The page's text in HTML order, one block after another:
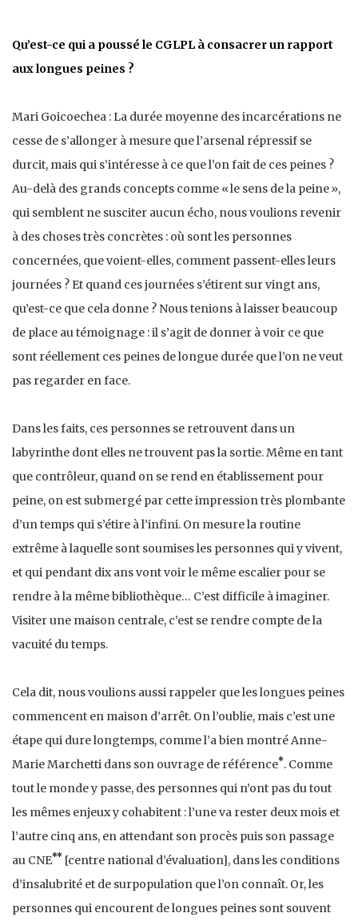
Qu’est-ce qui a poussé le CGLPL à consacrer un rapport
aux longues peines ?
Mari Goicoechea : La durée moyenne des incarcérations ne
cesse de s’allonger à mesure que l’arsenal répressif se
durcit, mais qui s’intéresse à ce que l’on fait de ces peines ?
Au-delà des grands concepts comme « le sens de la peine »,
qui semblent ne susciter aucun écho, nous voulions revenir
à des choses très concrètes : où sont les personnes
concernées, que voient-elles, comment passent-elles leurs
journées ? Et quand ces journées s’étirent sur vingt ans,
qu’est-ce que cela donne ? Nous tenions à laisser beaucoup
de place au témoignage : il s’agit de donner à voir ce que
sont réellement ces peines de longue durée que l’on ne veut
pas regarder en face.
Dans les faits, ces personnes se retrouvent dans un
labyrinthe dont elles ne trouvent pas la sortie. Même en tant
que contrôleur, quand on se rend en établissement pour
peine, on est submergé par cette impression très plombante
d’un temps qui s’étire à l’infini. On mesure la routine
extrême à laquelle sont soumises les personnes qui y vivent,
et qui pendant dix ans vont voir le même escalier pour se
rendre à la même bibliothèque… C’est difficile à imaginer.
Visiter une maison centrale, c’est se rendre compte de la
vacuité du temps.
Cela dit, nous voulions aussi rappeler que les longues peines
commencent en maison d’arrêt. On l’oublie, mais c’est une
étape qui dure longtemps, comme l’a bien montré Anne-
Marie Marchetti dans son ouvrage de référence*. Comme
tout le monde y passe, des personnes qui n’ont pas du tout
les mêmes enjeux y cohabitent : l’une va rester deux mois et
l’autre cinq ans, en attendant son procès puis son passage
au CNE** [centre national d’évaluation], dans les conditions
d’insalubrité et de surpopulation que l’on connaît. Or, les
personnes qui encourent de longues peines sont souvent